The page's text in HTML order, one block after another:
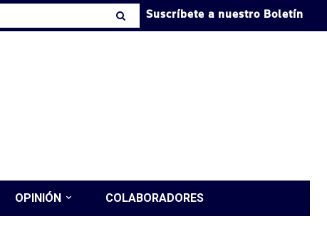
Suscríbete a nuestro Boletín
OPINIÓN COLABORADORES